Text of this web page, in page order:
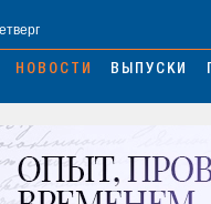
НОВОСТИ ВЫПУСКИ